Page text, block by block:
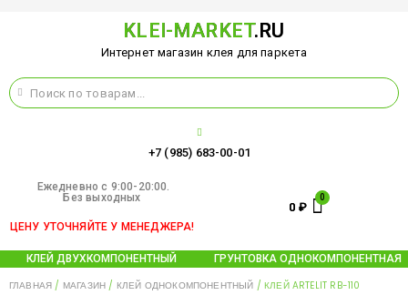
KLEI-MARKET.RU
Интернет магазин клея для паркета
+7 (985) 683-00-01
Ежедневно c 9:00-20:00.
Без выходных
ЦЕНУ УТОЧНЯЙТЕ У МЕНЕДЖЕРА!
0 ₽
КЛЕЙ ДВУХКОМПОНЕНТНЫЙ ГРУНТОВКА ОДНОКОМПОНЕНТНАЯ
ГЛАВНАЯ / МАГАЗИН / КЛЕЙ ОДНОКОМПОНЕНТНЫЙ / КЛЕЙ ARTELIT RB-110